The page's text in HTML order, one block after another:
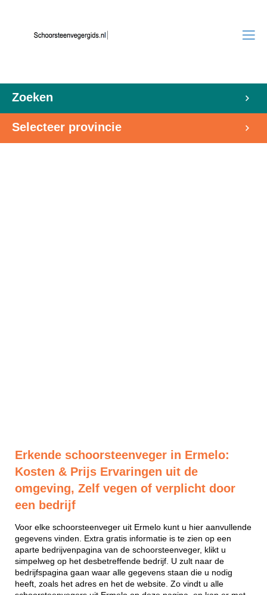
Zoeken
Selecteer provincie
Erkende schoorsteenveger in Ermelo:
Kosten & Prijs Ervaringen uit de
omgeving, Zelf vegen of verplicht door
een bedrijf
Voor elke schoorsteenveger uit Ermelo kunt u hier aanvullende
gegevens vinden. Extra gratis informatie is te zien op een
aparte bedrijvenpagina van de schoorsteenveger, klikt u
simpelweg op het desbetreffende bedrijf. U zult naar de
bedrijfspagina gaan waar alle gegevens staan die u nodig
heeft, zoals het adres en het de website. Zo vindt u alle